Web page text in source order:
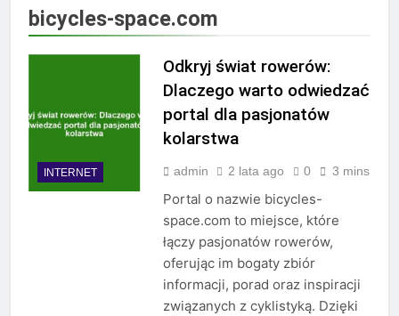
bicycles-space.com
INTERNET
Odkryj świat rowerów:
Dlaczego warto odwiedzać
portal dla pasjonatów
kolarstwa
admin 2 lata ago 0 3 mins
Portal o nazwie bicycles-
space.com to miejsce, które
łączy pasjonatów rowerów,
oferując im bogaty zbiór
informacji, porad oraz inspiracji
związanych z cyklistyką. Dzięki